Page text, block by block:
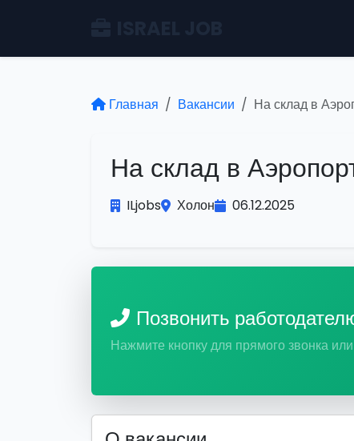
Главная Вакансии На склад в
На склад в
ILjobs Холон 06.12.2025
Позвонить
Нажмите кнопку для прямого звонка